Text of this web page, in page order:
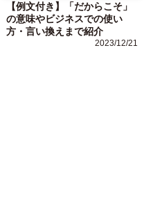
【例文付き】「だからこそ」
の意味やビジネスでの使い
方・言い換えまで紹介
2023/12/21